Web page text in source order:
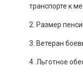
транспорте к
2. Размер
3. Ветеран
4. Льготное